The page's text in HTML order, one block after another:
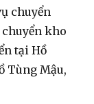
chuyển
kho
tại Hồ
Tùng Mậu,